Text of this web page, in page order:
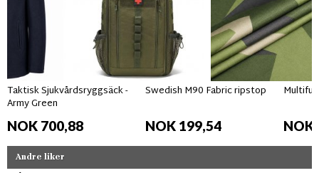
Taktisk Sjukvårdsryggsäck -
Army Green
NOK 700,88
Swedish M90 Fabric ripstop
NOK 199,54 NOK
Andre liker